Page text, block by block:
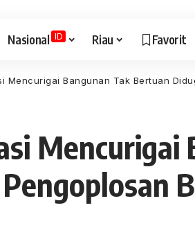
Nasional ID Riau Favorit
Mencurigai Bangunan Tak Bertuan